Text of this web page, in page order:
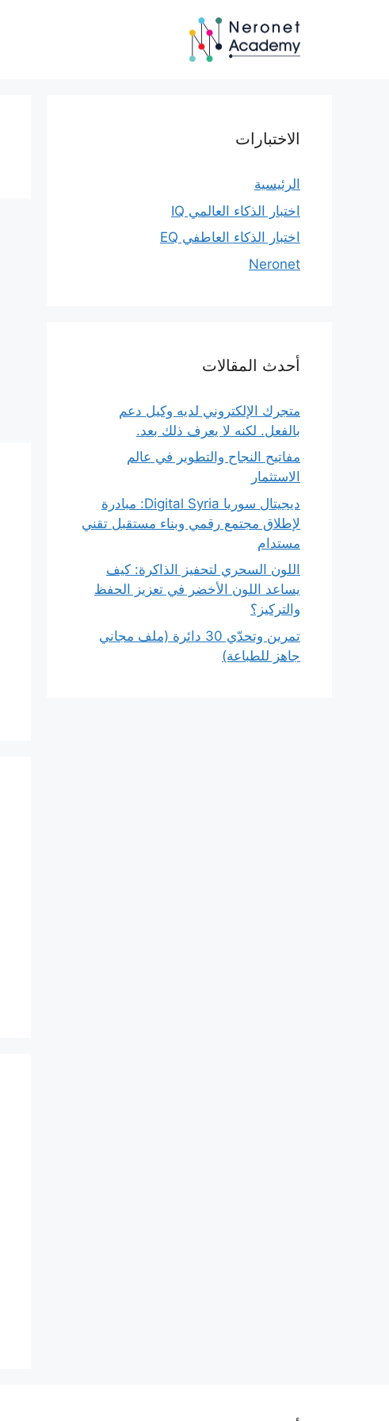
الاختبارات
الرئيسية
اختبار الذكاء العالمي IQ
اختبار الذكاء العاطفي EQ
Neronet
أحدث المقالات
متجرك الإلكتروني لديه وكيل دعم
بالفعل. لكنه لا يعرف ذلك بعد.
مفاتيح النجاح والتطوير في عالم
الاستثمار
ديجيتال سوريا Digital Syria: مبادرة
لإطلاق مجتمع رقمي وبناء مستقبل تقني
مستدام
اللون السحري لتحفيز الذاكرة: كيف
يساعد اللون الأخضر في تعزيز الحفظ
والتركيز؟
تمرين وتحدّي 30 دائرة (ملف مجاني
جاهز للطباعة)